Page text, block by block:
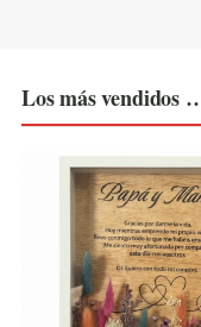
Los más vendidos